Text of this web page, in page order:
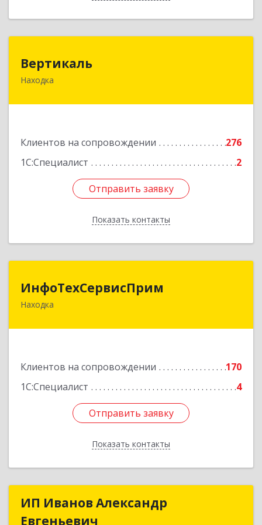
Вертикаль
Находка
Клиентов на сопровождении
276
1С:Специалист
2
Отправить заявку
Показать контакты
Отправить заявку
Назад
ИнфоТехСервисПрим
Находка
Клиентов на сопровождении
170
1С:Специалист
4
Отправить заявку
Показать контакты
Отправить заявку
Назад
ИП Иванов Александр
Евгеньевич
ИП Иванов Александр